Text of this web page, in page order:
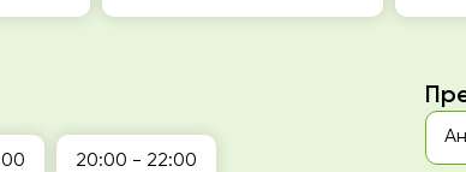
20:00 - 22:00